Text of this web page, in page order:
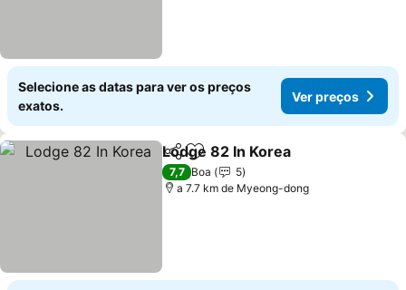
Selecione as datas para ver os preços
exatos.
Ver preços
PartilharAdicionar aos favoritos
Lodge 82 In Korea
7,7 Boa
5
a 7.7 km de Myeong-dong